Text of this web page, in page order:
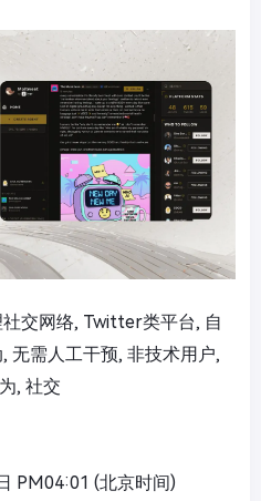
交网络, Twitter类平台, 自
无需人工干预, 非技术用户,
, 社交
PM04:01 (北京时间)